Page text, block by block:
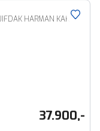
RECHARGE ULTIMATE DARK 360GR CAM SCHUIFDAK HARMAN KARDON
37.900,-